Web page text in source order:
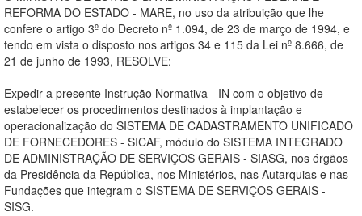
REFORMA DO ESTADO - MARE, no uso da atribuição que lhe
confere o artigo 3º do Decreto nº 1.094, de 23 de março de 1994, e
tendo em vista o disposto nos artigos 34 e 115 da Lei nº 8.666, de
21 de junho de 1993, RESOLVE:
Expedir a presente Instrução Normativa - IN com o objetivo de
estabelecer os procedimentos destinados à implantação e
operacionalização do SISTEMA DE CADASTRAMENTO UNIFICADO
DE FORNECEDORES - SICAF, módulo do SISTEMA INTEGRADO
DE ADMINISTRAÇÃO DE SERVIÇOS GERAIS - SIASG, nos órgãos
da Presidência da República, nos Ministérios, nas Autarquias e nas
Fundações que integram o SISTEMA DE SERVIÇOS GERAIS -
SISG.